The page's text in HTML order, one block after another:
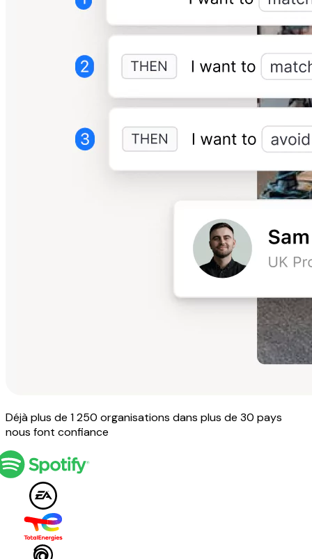
Déjà plus de 1 250 organisations dans plus de 30 pays
nous font confiance